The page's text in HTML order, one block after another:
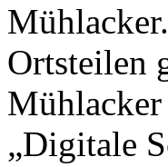
Ortsteilen
„Digitale